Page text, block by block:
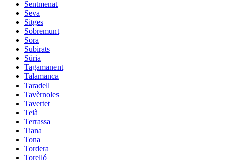
Sentmenat
Seva
Sitges
Sobremunt
Sora
Subirats
Súria
Tagamanent
Talamanca
Taradell
Tavèrnoles
Tavertet
Teià
Terrassa
Tiana
Tona
Tordera
Torelló